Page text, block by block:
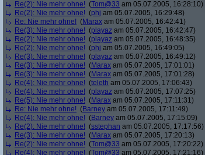
Re(2): Nie mehr ohne! (Tom@33 am 05.07.2005, 16:28:10)
Re(2): Nie mehr ohne! (phj am 05.07.2005, 16:29:48)
Re: Nie mehr ohne! (Marax am 05.07.2005, 16:42:41)
Re(3): Nie mehr ohne! (playaz am 05.07.2005, 16:42:47)
Re(2): Nie mehr ohne! (playaz am 05.07.2005, 16:48:35)
Re(2): Nie mehr ohne! (phj am 05.07.2005, 16:49:05)
Re(3): Nie mehr ohne! (playaz am 05.07.2005, 16:49:12)
Re(3): Nie mehr ohne! (Marax am 05.07.2005, 17:01:01)
Re(3): Nie mehr ohne! (Marax am 05.07.2005, 17:01:28)
Re(4): Nie mehr ohne! (teleth am 05.07.2005, 17:06:43)
Re(4): Nie mehr ohne! (playaz am 05.07.2005, 17:07:25)
Re(5): Nie mehr ohne! (Marax am 05.07.2005, 17:11:31)
Re: Nie mehr ohne! (Barney am 05.07.2005, 17:11:49)
Re(4): Nie mehr ohne! (Barney am 05.07.2005, 17:15:09)
Re(2): Nie mehr ohne! (sstephan am 05.07.2005, 17:17:56)
Re(3): Nie mehr ohne! (Marax am 05.07.2005, 17:20:13)
Re(2): Nie mehr ohne! (Tom@33 am 05.07.2005, 17:20:22)
Re(4): Nie mehr ohne! (Tom@33 am 05.07.2005, 17:21:16)